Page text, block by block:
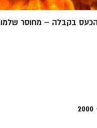
הכעס בקבלה – מחוסר